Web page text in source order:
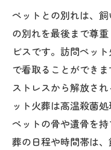
ペットとの別れは、
の別れを最後まで尊
ビスです。訪問ペッ
で看取ることができ
ストレスから解放さ
ット火葬は高温殺菌
ペットの骨や遺骨を
葬の日程や時間帯は